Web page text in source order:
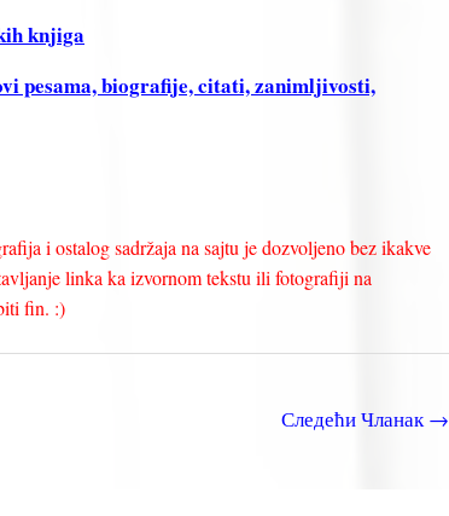
knjiga
pesama, biografije, citati, zanimljivosti,
i ostalog sadržaja na sajtu je dozvoljeno bez ikakve
linka ka izvornom tekstu ili fotografiji na
fin. :)
Следећи Чланак→